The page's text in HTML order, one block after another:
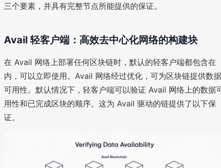
三个要素，并具有完整节点所能提供的保证。
Avail 轻客户端：高效去中心化网络的构建块
在 Avail 网络上部署任何区块链时，默认的轻客户端都包含在
内，可以立即使用。Avail 网络经过优化，可为区块链提供数据
可用性。默认情况下，轻客户端可以验证 Avail 网络上的数据
用性和已完成区块的顺序。这为 Avail 驱动的链提供了以下保
证。